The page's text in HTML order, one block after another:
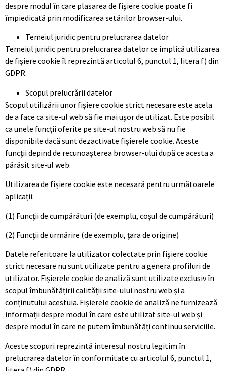
despre modul în care plasarea de fișiere cookie poate fi
împiedicată prin modificarea setărilor browser-ului.
Temeiul juridic pentru prelucrarea datelor
Temeiul juridic pentru prelucrarea datelor ce implică utilizarea
de fișiere cookie îl reprezintă articolul 6, punctul 1, litera f) din
GDPR.
Scopul prelucrării datelor
Scopul utilizării unor fișiere cookie strict necesare este acela
de a face ca site-ul web să fie mai ușor de utilizat. Este posibil
ca unele funcții oferite pe site-ul nostru web să nu fie
disponibile dacă sunt dezactivate fișierele cookie. Aceste
funcții depind de recunoașterea browser-ului după ce acesta a
părăsit site-ul web.
Utilizarea de fișiere cookie este necesară pentru următoarele
aplicații:
(1) Funcții de cumpărături (de exemplu, coșul de cumpărături)
(2) Funcții de urmărire (de exemplu, țara de origine)
Datele referitoare la utilizator colectate prin fișiere cookie
strict necesare nu sunt utilizate pentru a genera profiluri de
utilizator. Fișierele cookie de analiză sunt utilizate exclusiv în
scopul îmbunătățirii calității site-ului nostru web și a
conținutului acestuia. Fișierele cookie de analiză ne furnizează
informații despre modul în care este utilizat site-ul web și
despre modul în care ne putem îmbunătăți continuu serviciile.
Aceste scopuri reprezintă interesul nostru legitim în
prelucrarea datelor în conformitate cu articolul 6, punctul 1,